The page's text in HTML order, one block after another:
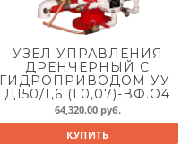
УЗЕЛ УПРАВЛЕНИЯ
ДРЕНЧЕРНЫЙ С
ГИДРОПРИВОДОМ УУ-
Д150/1,6 (Г0,07)-ВФ.О4
64,320.00 руб.
КУПИТЬ